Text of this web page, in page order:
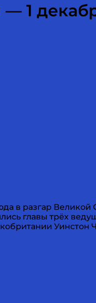
— 1
в разгар
главы трёх
Уинстон